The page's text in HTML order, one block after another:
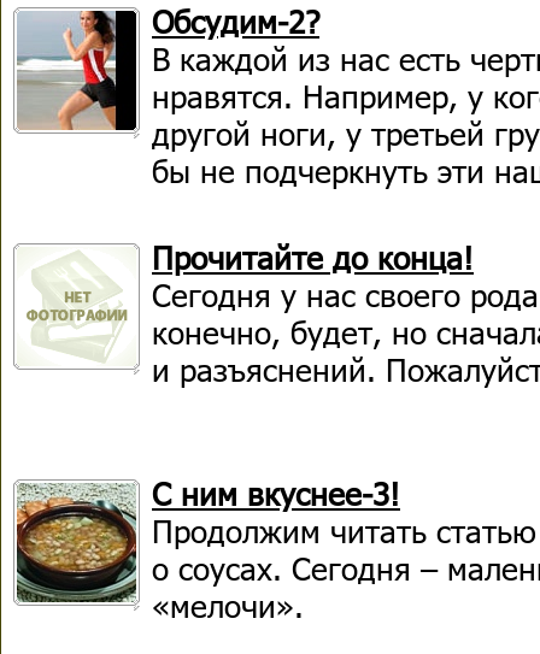
Обсудим-2?
В каждой из нас есть
нравятся. Например, у
другой ноги, у третьей
бы не подчеркнуть эти
Прочитайте до конца!
Сегодня у нас своего
конечно, будет, но
и разъяснений.
С ним вкуснее-3!
Продолжим читать
о соусах. Сегодня –
«мелочи».